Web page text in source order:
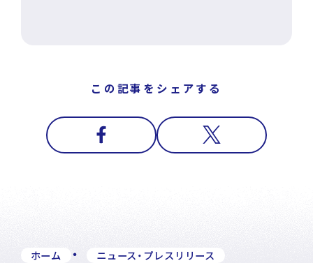
この記事をシェアする
ホーム
ニュース・プレスリリース